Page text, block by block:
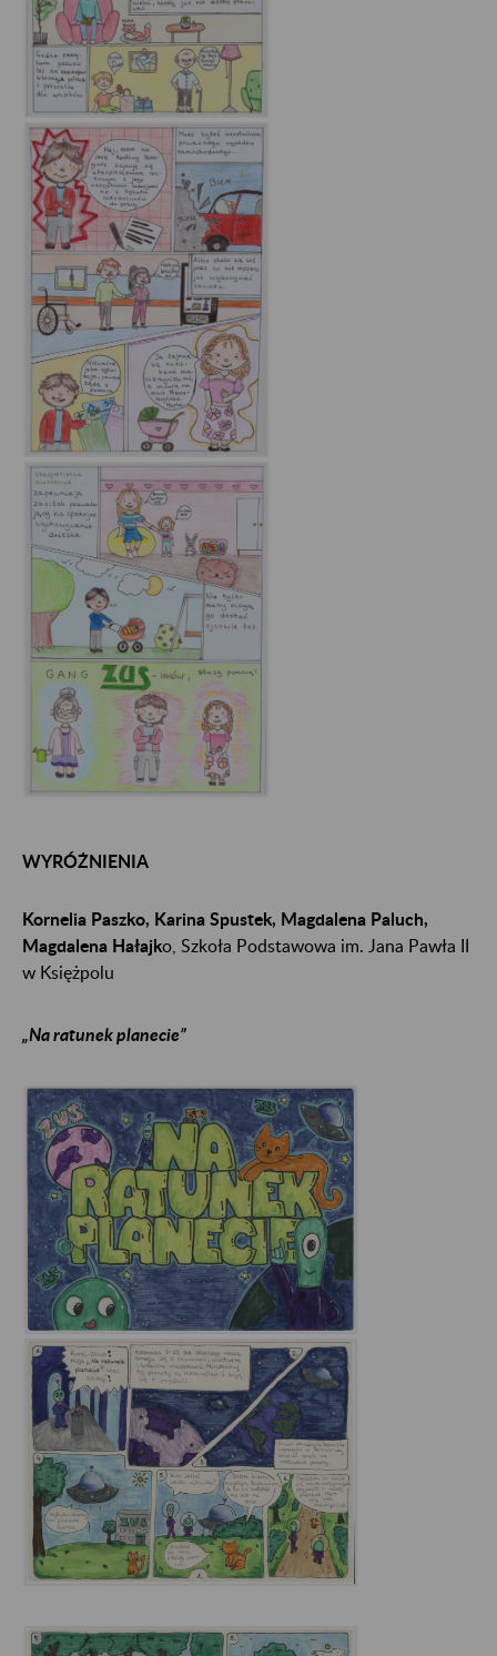
WYRÓŻNIENIA
Kornelia Paszko, Karina Spustek, Magdalena Paluch,
Magdalena Hałajko, Szkoła Podstawowa im. Jana Pawła II
w Księżpolu
„Na ratunek planecie”